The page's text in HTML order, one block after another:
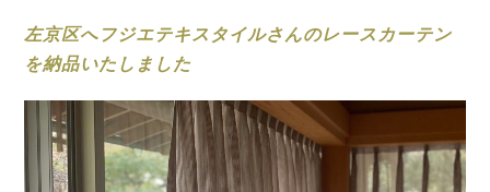
左京区へフジエテキスタイルさんのレースカーテン
を納品いたしました